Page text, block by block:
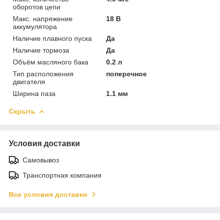
оборотов цепи
Макс. напряжение
аккумулятора
18 В
Наличие плавного пуска
Да
Наличие тормоза
Да
Объём масляного бака
0.2 л
Тип расположения
двигателя
поперечное
Ширина паза 1.1 мм
Скрыть
Условия доставки
Самовывоз
Транспортная компания
Все условия доставки